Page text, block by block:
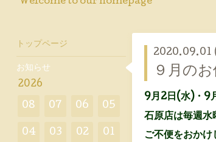
９月の
9月2日(水)・9
石原店は毎週水
ご不便をおかけ
トップページ
お知らせ
2026
08 07 06 05
04 03 02 01